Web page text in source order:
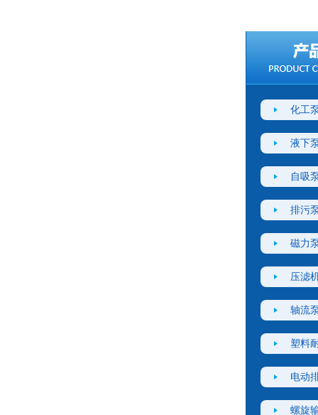
化工
液下
自吸
排污
磁力
压滤
轴流
塑料
电动
螺旋